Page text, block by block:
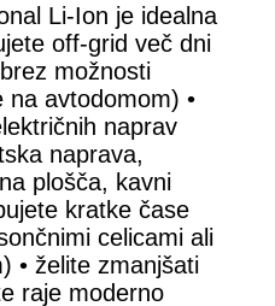
Li-Ion je idealna
off-grid več dni
možnosti
na avtodomom) •
naprav
naprava,
plošča, kavni
kratke čase
celicami ali
• želite zmanjšati
raje moderno